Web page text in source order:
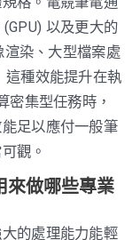
以及更大的
染、大型檔案處
這種效能提升在執
密集型任務時，
足以應付一般筆
觀。
來做哪些專業
的處理能力能輕